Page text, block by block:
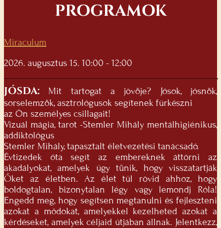
PROGRAMOK
Miraculum
2026. augusztus 15. 10:00 - 12:00
JÓSDA: Mit tartogat a jövője? Jósok, jósnők,
sorselemzők, asztrológusok segítenek fürkészni
az Ön személyes csillagait!
Vizuál mágia, tarot -Stemler Mihály mentálhigiénikus,
addiktológus
Stemler Mihály, tapasztalt életvezetési tanácsadó.
Évtizedek óta segít az embereknek áttörni az
akadályokat, amelyek úgy tűnik, hogy visszatartják
Őket az életben. Az élet túl rövid ahhoz, hogy
boldogtalan, bizonytalan légy vagy lemondj Róla!
Engedd meg, hogy segítsen megtanulni és fejleszteni
azokat a módokat, amelyekkel kezelheted azokat a
kérdéseket, amelyek céljaid útjában állnak. Jelentkezz,